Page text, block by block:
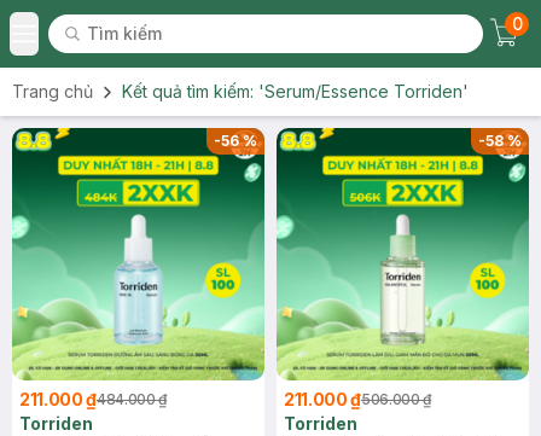
Toggle Menu
Tìm kiếm
Tìm kiếm
0
Trang chủ Kết quả tìm kiếm: 'Serum/Essence Torriden'
-56%
211.000 ₫484.000 ₫
Torriden
-58%
211.000 ₫506.000 ₫
Torriden